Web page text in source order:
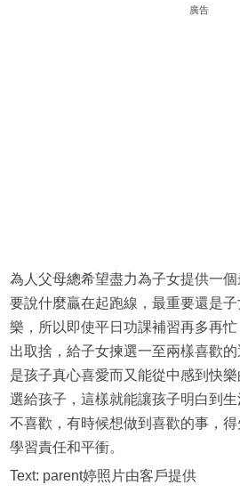
廣告
為人父母總希望盡力為子女提供一
要說什麼贏在起跑線，最重要還是
樂，所以即使平日功課補習再多再
出取捨，給子女揀選一至兩樣喜歡
是孩子真心喜愛而又能從中感到快
選給孩子，這樣就能讓孩子明白到
不喜歡，有時候想做到喜歡的事，得
學習責任和平衝。
Text: parent婷照片由客戶提供